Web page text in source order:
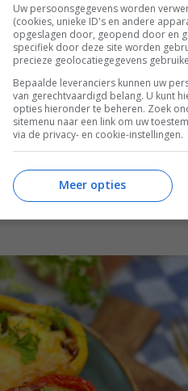
ERG LEKKER recept
favoriete avondmaal...Lees
gehakt,
Uw persoonsgegevens worden
(cookies, unieke ID's en andere
opgeslagen door, geopend door en
specifiek door deze site worden
precieze geolocatiegegevens
Bepaalde leveranciers kunnen uw
van gerechtvaardigd belang. U kunt
opties hieronder te beheren. Zoek
sitemenu naar een link om uw
via de privacy- en cookie-instellingen.
Meer opties